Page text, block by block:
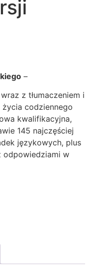
–
z tłumaczeniem i
codziennego
kwalifikacyjna,
145 najczęściej
językowych, plus
odpowiedziami w